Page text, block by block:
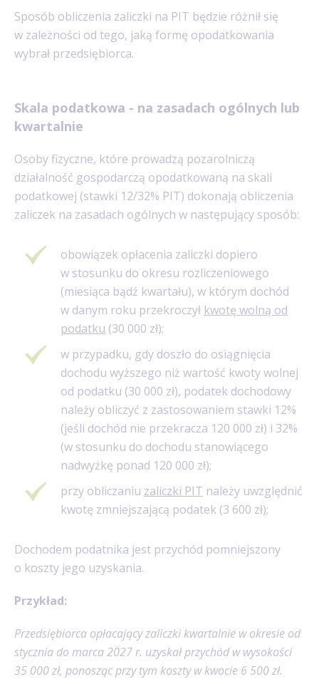
Sposób obliczenia zaliczki na PIT będzie różnił się
w zależności od tego, jaką formę opodatkowania
wybrał przedsiębiorca.
Skala podatkowa - na zasadach ogólnych lub
kwartalnie
Osoby fizyczne, które prowadzą pozarolniczą
działalność gospodarczą opodatkowaną na skali
podatkowej (stawki 12/32% PIT) dokonają obliczenia
zaliczek na zasadach ogólnych w następujący sposób:
obowiązek opłacenia zaliczki dopiero
w stosunku do okresu rozliczeniowego
(miesiąca bądź kwartału), w którym dochód
w danym roku przekroczył kwotę wolną od
podatku (30 000 zł);
w przypadku, gdy doszło do osiągnięcia
dochodu wyższego niż wartość kwoty wolnej
od podatku (30 000 zł), podatek dochodowy
należy obliczyć z zastosowaniem stawki 12%
(jeśli dochód nie przekracza 120 000 zł) i 32%
(w stosunku do dochodu stanowiącego
nadwyżkę ponad 120 000 zł);
przy obliczaniu zaliczki PIT należy uwzględnić
kwotę zmniejszającą podatek (3 600 zł);
Dochodem podatnika jest przychód pomniejszony
o koszty jego uzyskania.
Przykład:
Przedsiębiorca opłacający zaliczki kwartalnie w okresie od
stycznia do marca 2027 r. uzyskał przychód w wysokości
35 000 zł, ponosząc przy tym koszty w kwocie 6 500 zł.